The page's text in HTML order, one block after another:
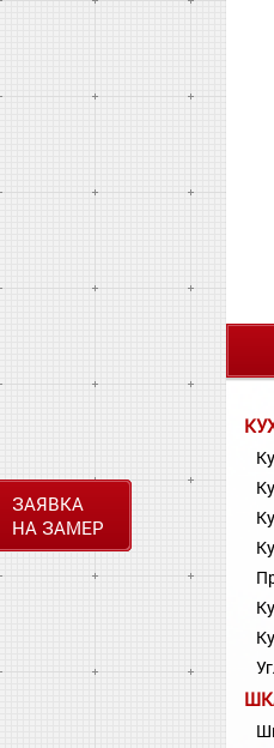
ЗАЯВКА
НА ЗАМЕР